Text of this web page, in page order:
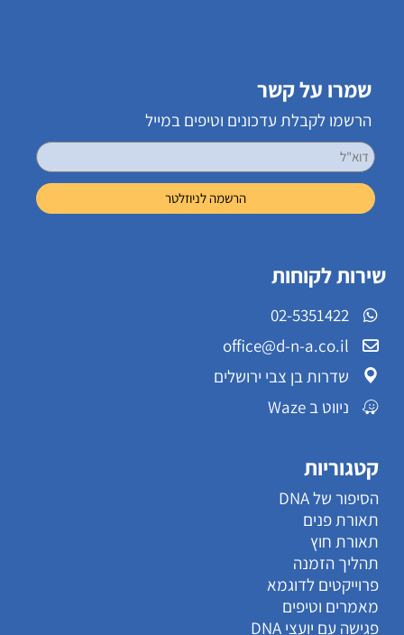
שמרו על קשר
הרשמו לקבלת עדכונים וטיפים במייל
שירות לקוחות
02-5351422
office@d-n-a.co.il
שדרות בן צבי ירושלים
ניווט ב Waze
קטגוריות
הסיפור של DNA
תאורת פנים
תאורת חוץ
תהליך הזמנה
פרוייקטים לדוגמא
מאמרים וטיפים
פגישה עם יועצי DNA